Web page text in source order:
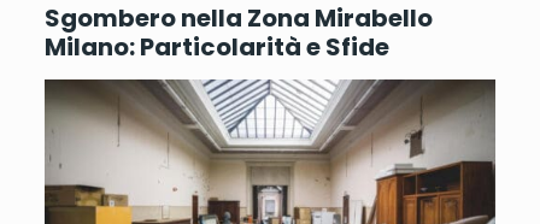
Sgombero nella Zona Mirabello
Milano: Particolarità e Sfide